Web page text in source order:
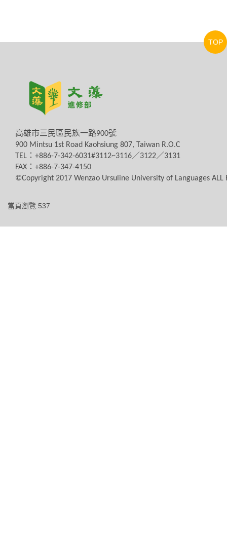
高雄市三民區民族一路900號
900 Mintsu 1st Road Kaohsiung 807, Taiwan R.O.C
TEL ： +886-7-342-6031#3112~3116／ 3122／ 3131
FAX ： +886-7-347-4150
©Copyright 2017 Wenzao Ursuline University of Languages ALL
當頁瀏覽:537
TOP